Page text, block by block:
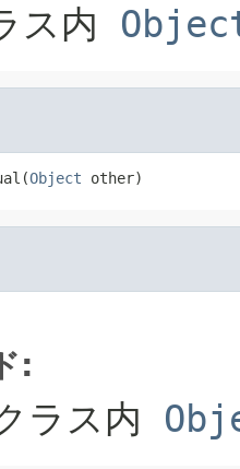
ス内
Object other)
:
ラス内